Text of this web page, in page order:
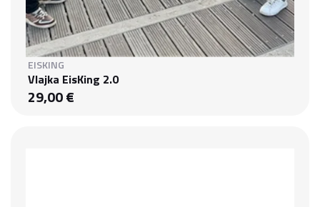
EISKING
Vlajka EisKing 2.0
29,00 €